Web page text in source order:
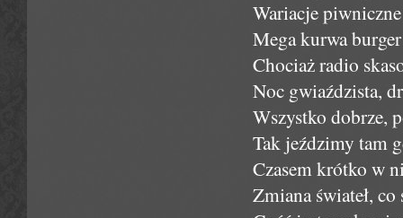
Wariacje
Mega kurwa
Chociaż radio
Noc gwiaździsta,
Wszystko dobrze,
Tak jeździmy tam
Czasem krótko w
Zmiana świateł,